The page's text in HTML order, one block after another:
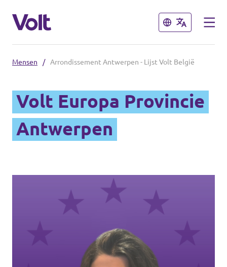
Sluiten
Volt België
Volt Brussel
Volt Oost-Vlaanderen
Sluiten
Standpunten
Mensen
Mensen / Arrondissement Antwerpen - Lijst Volt België
Volt Europa Provincie
Antwerpen